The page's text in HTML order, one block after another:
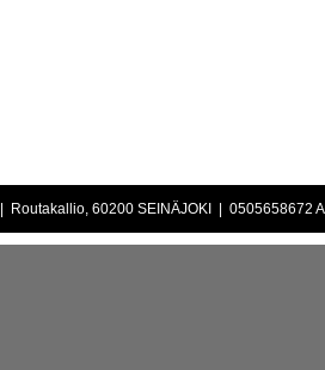
| Routakallio, 60200 SEINÄJOKI | 0505658672